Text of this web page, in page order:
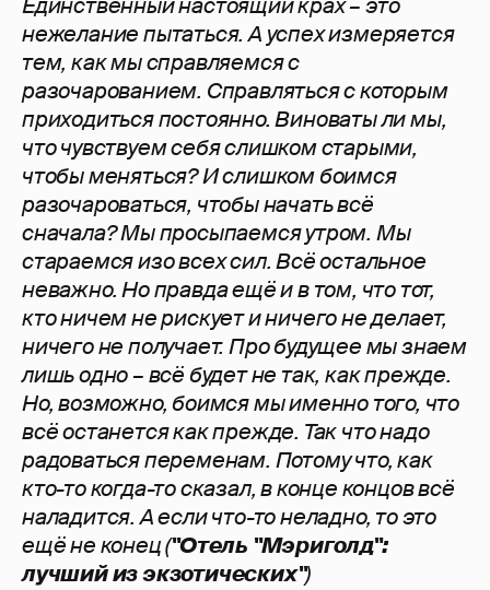
Единственный настоящий крах – это
нежелание пытаться. А успех измеряется
тем, как мы справляемся с
разочарованием. Справляться с которым
приходиться постоянно. Виноваты ли мы,
что чувствуем себя слишком старыми,
чтобы меняться? И слишком боимся
разочароваться, чтобы начать всё
сначала? Мы просыпаемся утром. Мы
стараемся изо всех сил. Всё остальное
неважно. Но правда ещё и в том, что тот,
кто ничем не рискует и ничего не делает,
ничего не получает. Про будущее мы знаем
лишь одно – всё будет не так, как прежде.
Но, возможно, боимся мы именно того, что
всё останется как прежде. Так что надо
радоваться переменам. Потому что, как
кто-то когда-то сказал, в конце концов всё
наладится. А если что-то неладно, то это
ещё не конец ("Отель "Мэриголд":
лучший из экзотических")